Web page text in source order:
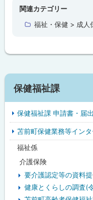
関連カテゴリー
福祉・保健 > 成人
サ
イ
ド
・
保健福祉課
保健福祉課 申請書・届
苫前町保健業務等イン
福祉係
介護保険
要介護認定等の資料
健康とくらしの調査(